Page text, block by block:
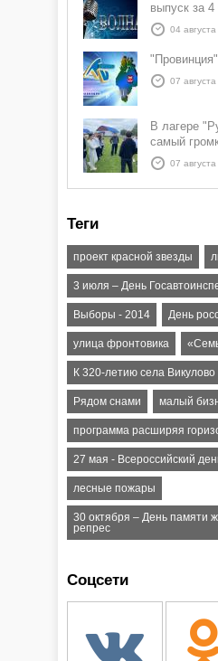
выпуск за 4
04
07
В лагере
самый
азартный
07
Теги
проект красной звезды
3 июля – День
Выборы - 2014 День
улица фронтовика
К 320-летию села Викулово
Рядом снами малый
программа расширяя
27 мая - Всероссийский
лесные пожары
30 октября – День памяти
репрес
Соцсети